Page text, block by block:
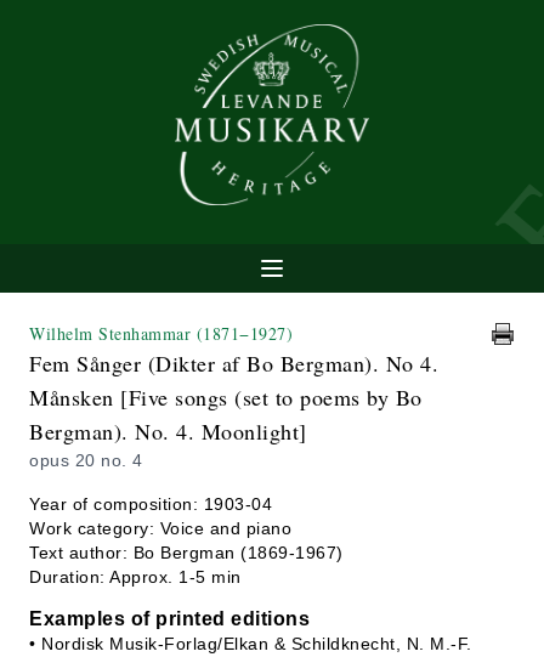
Wilhelm Stenhammar (1871−1927)
Fem Sånger (Dikter af Bo Bergman). No 4.
Månsken [Five songs (set to poems by Bo
Bergman). No. 4. Moonlight]
opus 20 no. 4
Year of composition: 1903-04
Work category: Voice and piano
Text author: Bo Bergman (1869-1967)
Duration: Approx. 1-5 min
Examples of printed editions
• Nordisk Musik-Forlag/Elkan & Schildknecht, N. M.-F.